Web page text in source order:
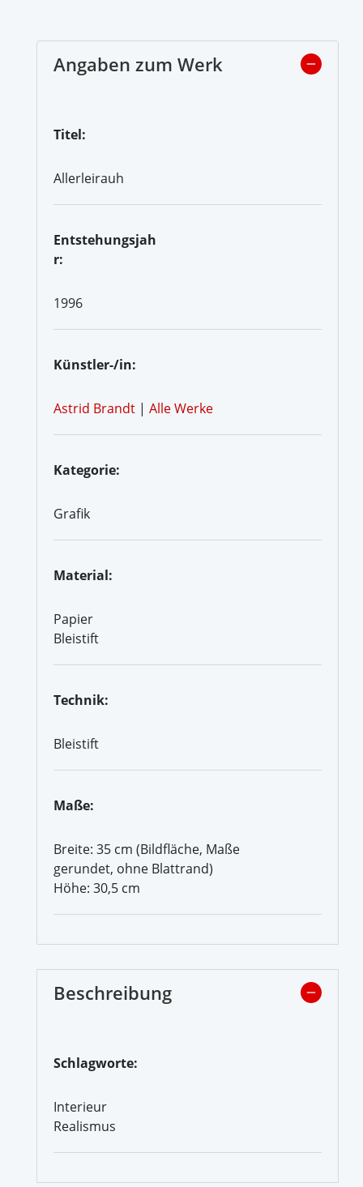
Angaben zum Werk
Titel:
Allerleirauh
Entstehungsjah
r:
1996
Künstler-/in:
Astrid Brandt | Alle Werke
Kategorie:
Grafik
Material:
Papier
Bleistift
Technik:
Bleistift
Maße:
Breite: 35 cm (Bildfläche, Maße
gerundet, ohne Blattrand)
Höhe: 30,5 cm
Beschreibung
Schlagworte:
Interieur
Realismus